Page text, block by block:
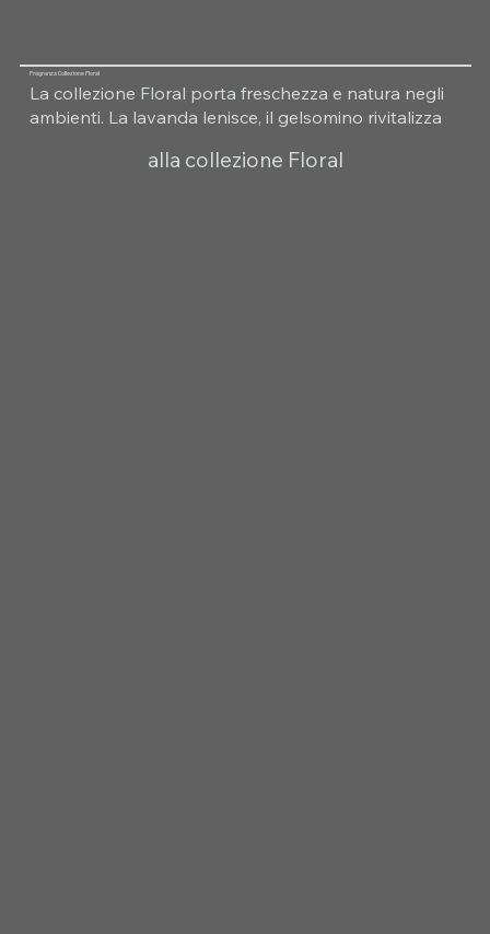
Fragranza Collezione Floral
La collezione Floral porta freschezza e natura negli
ambienti. La lavanda lenisce, il gelsomino rivitalizza
alla collezione Floral